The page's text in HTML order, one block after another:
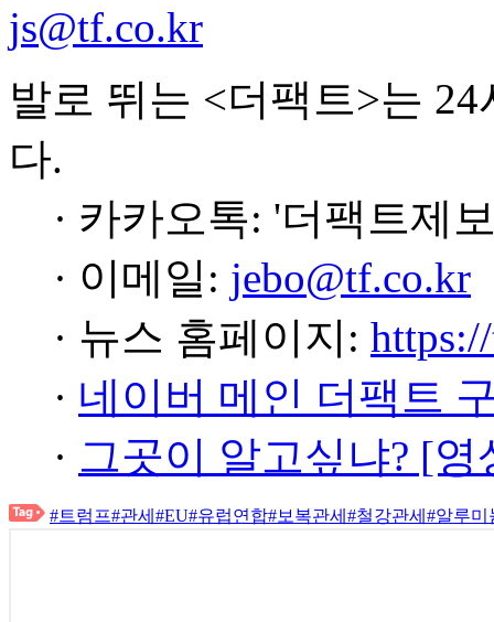
js@tf.co.kr
발로 뛰는 <더팩트>는
다.
· 카카오톡: '더팩트제
· 이메일: jebo@tf.co.kr
· 뉴스 홈페이지:
· 네이버 메인 더팩트
· 그곳이 알고싶냐? [
#트럼프#관세 #EU#유럽연합#보복관세 #철강관세 #알루미